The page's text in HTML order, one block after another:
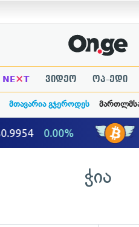
NE×T ვიდეო ოპ-ედი
მთავარია გჯეროდეს
ჭია